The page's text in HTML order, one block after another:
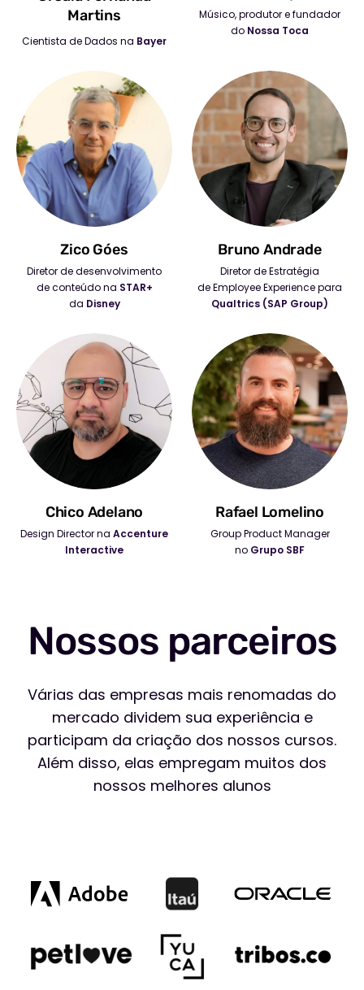
Martins
Cientista de Dados na Bayer
Músico, produtor e fundador
do Nossa Toca
Zico Góes
Diretor de desenvolvimento
de conteúdo na STAR+
da Disney
Bruno Andrade
Diretor de Estratégia
de Employee Experience para
Qualtrics (SAP Group)
Chico Adelano
Design Director na Accenture
Interactive
Rafael Lomelino
Group Product Manager
no Grupo SBF
Nossos parceiros
Várias das empresas mais renomadas do
mercado dividem sua experiência e
participam da criação dos nossos cursos.
Além disso, elas empregam muitos dos
nossos melhores alunos